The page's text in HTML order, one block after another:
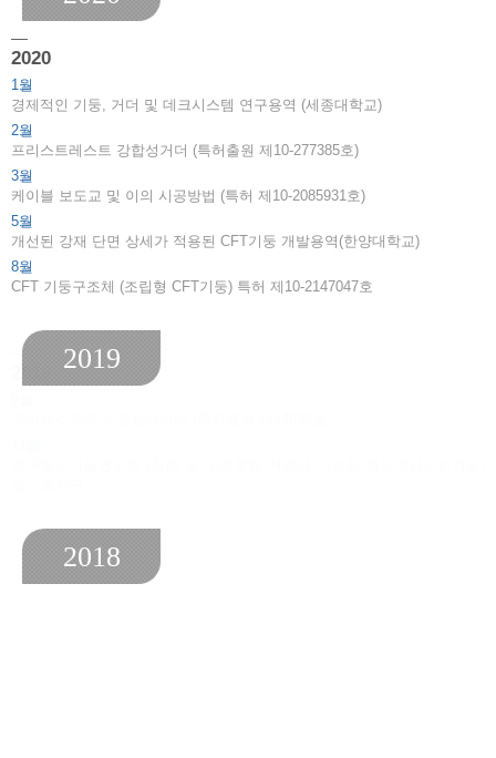
2020
1.
경제적인 기둥, 거더 및 데크시스템 연구용역 (세종대학교)
2.
프리스트레스트 강합성거더 (특허출원 제10-277385호)
3.
케이블 보도교 및 이의 시공방법 (특허 제10-2085931호)
5.
개선된 강재 단면 상세가 적용된 CFT기둥 개발용역(한양대학교)
8.
CFT 기둥구조체 (조립형 CFT기둥) 특허 제10-2147047호
2019
2018